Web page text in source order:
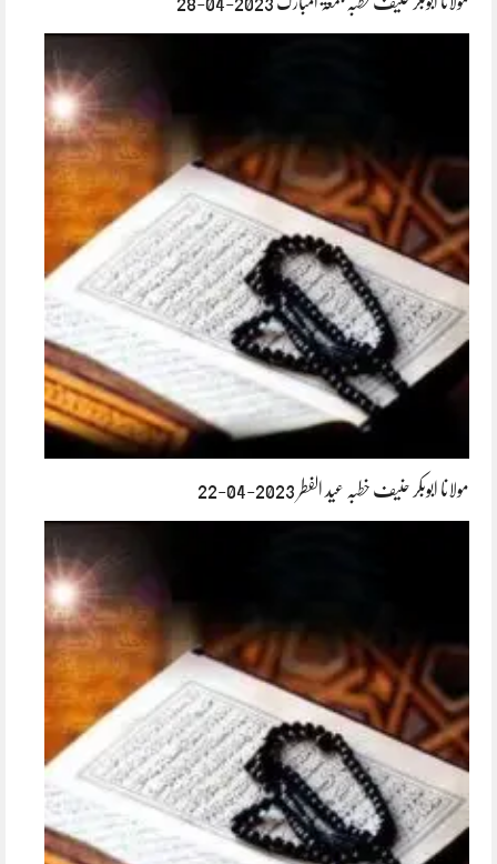
مولانا ابوبکر حنیف خطبہ عید الفطر 2023-04-22